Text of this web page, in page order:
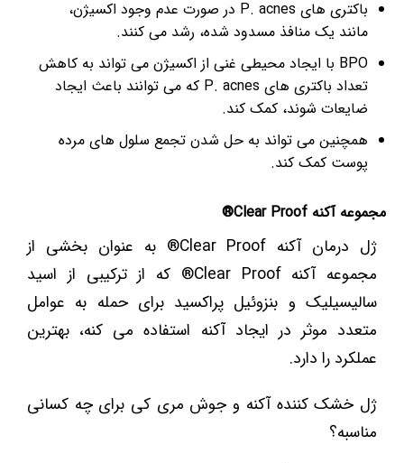
باکتری های P. acnes در صورت عدم وجود اکسیژن،
مانند یک منافذ مسدود شده، رشد می کنند.
BPO با ایجاد محیطی غنی از اکسیژن می تواند به کاهش
تعداد باکتری های P. acnes که می توانند باعث ایجاد
ضایعات شوند، کمک کند.
همچنین می تواند به حل شدن تجمع سلول های مرده
پوست کمک کند.
مجموعه آکنه Clear Proof®
ژل درمان آکنه Clear Proof® به عنوان بخشی از
مجموعه آکنه Clear Proof® که از ترکیبی از اسید
سالیسیلیک و بنزوئیل پراکسید برای حمله به عوامل
متعدد موثر در ایجاد آکنه استفاده می کنه، بهترین
عملکرد را دارد.
ژل خشک کننده آکنه و جوش مری کی برای چه کسانی
مناسبه؟